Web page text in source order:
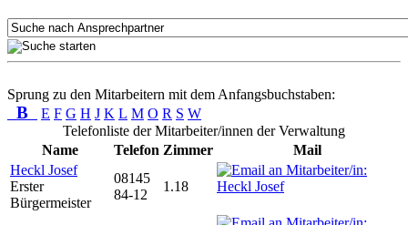
Sprung zu den Mitarbeitern mit dem Anfangsbuchstaben:
B E F G H J K L M O R S W
Telefonliste der Mitarbeiter/innen der Verwaltung
Name
Telefon Zimmer
Mail
Heckl Josef
Erster
Bürgermeister
08145
84-12
1.18